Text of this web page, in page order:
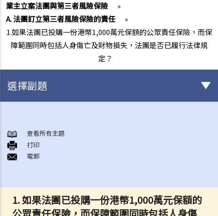
業主立案法團與第三者風險保險
»
A. 法團訂立第三者風險保險的責任
»
1.如果法團已投購一份港幣1,000萬元保額的公眾責任保險，而保
障範圍同時包括人身傷亡及財物損失，法團是否已履行法律規
定？
1. 如果法團已投購一份港幣1,000萬元保額的
公眾責任保險，而保障範圍同時包括人身傷
選擇副題
A. 法團訂立第三者風險保險的責任
1.如果法團已投購一份港幣1,000萬元保額的公眾責任保險，而保障範圍
同時包括人身傷亡及財物損失，法團是否已履行法律規定？
另一份呢？
B. 第三者風險保險須予承保的法律責任
查看所有主題
打印
電郵